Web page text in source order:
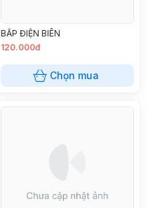
BẮP ĐIỆN BIÊN
120.000đ
Chọn mua